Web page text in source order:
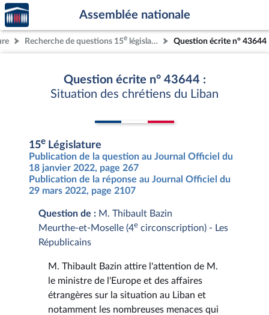
Aller au contenu
Aller en bas de la page
Accèder
à la
page
d'accueil
Assemblée nationale
Recherche de questions 15e législature Question écrite n° 43644
Question écrite n° 43644 :
Situation des chrétiens du Liban
15e Législature
Publication de la question au Journal Officiel du
18 janvier 2022, page 267
Publication de la réponse au Journal Officiel du
29 mars 2022, page 2107
Question de : M. Thibault Bazin
Meurthe-et-Moselle (4e circonscription) - Les
Républicains
M. Thibault Bazin attire l'attention de M.
le ministre de l'Europe et des affaires
étrangères sur la situation au Liban et
notamment les nombreuses menaces qui